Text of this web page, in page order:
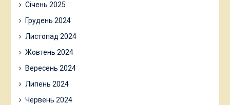
Січень 2025
Грудень 2024
Листопад 2024
Жовтень 2024
Вересень 2024
Липень 2024
Червень 2024